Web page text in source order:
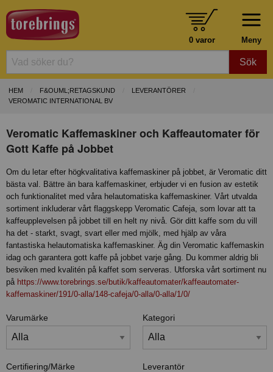
Meny
0 varor
Sök
HEM F&OUML;RETAGSKUND
LEVERANTÖRER
VEROMATIC INTERNATIONAL BV
Veromatic Kaffemaskiner och Kaffeautomater för
Gott Kaffe på Jobbet
Om du letar efter högkvalitativa kaffemaskiner på jobbet, är Veromatic ditt
bästa val. Bättre än bara kaffemaskiner, erbjuder vi en fusion av estetik
och funktionalitet med våra helautomatiska kaffemaskiner. Vårt utvalda
sortiment inkluderar vårt flaggskepp Veromatic Cafeja, som lovar att ta
kaffeupplevelsen på jobbet till en helt ny nivå. Gör ditt kaffe som du vill
ha det - starkt, svagt, svart eller med mjölk, med hjälp av våra
fantastiska helautomatiska kaffemaskiner. Äg din Veromatic kaffemaskin
idag och garantera gott kaffe på jobbet varje gång. Du kommer aldrig bli
besviken med kvalitén på kaffet som serveras. Utforska vårt sortiment nu
på https://www.torebrings.se/butik/kaffeautomater/kaffeautomater-
kaffemaskiner/191/0-alla/148-cafeja/0-alla/0-alla/1/0/
Varumärke Kategori
Certifiering/Märke Leverantör